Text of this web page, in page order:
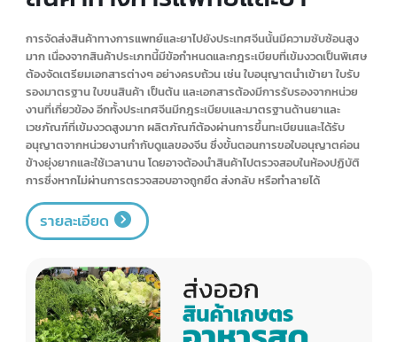
อาหารแห้ง
การจัดส่งสินค้าอาหารแห้งไปยังประเทศจีนนั้นมีความท้าทายด้านความ
ปลอดภัยอาหารที่เข้มงวด เช่น ปริมาณสารปนเปื้อน สารพิษตกค้าง โดย
อาหารแห้งบางประเภทอาจต้องผ่านการตรวจสอบหรือรับรองมาตรฐานจาก
หน่วยงานของจีนก่อนนำเข้าอย่างละเอียดจากเจ้าหน้าที่ศุลกากร หากตรวจ
พบสิ่งผิดปกติหรือไม่ปฏิบัติตามกฎระเบียบ อาจถูกยึด ทำลาย หรือมีค่าปรับ
ตามกฎหมายแรวมถึงการบรรจุหีบห่อและวางแผนการขนส่งอย่างเหมาะสม
โดยต้องเตรียมความพร้อมและดำเนินการอย่างระมัดระวัง
รายละเอียด